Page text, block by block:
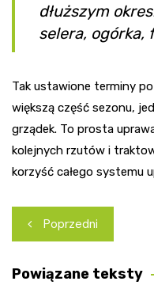
dłuższym
selera, ogórka,
Tak ustawione terminy
większą część sezonu,
grządek. To prosta
kolejnych rzutów i
korzyść całego systemu
Nawigacja
wpisu
Poprzedni
Powiązane teksty